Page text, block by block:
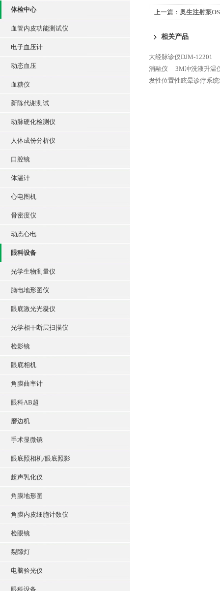
体检中心
血管内皮功能测试仪
电子血压计
动态血压
血糖仪
新陈代谢测试
动脉硬化检测仪
人体成份分析仪
口腔镜
体温计
心电图机
骨密度仪
动态心电
眼科设备
光学生物测量仪
脑电地形图仪
眼底激光光凝仪
光学相干断层扫描仪
检影镜
眼底相机
角膜曲率计
眼科AB超
磨边机
手术显微镜
眼底照相机/眼底照影
超声乳化仪
角膜地形图
角膜内皮细胞计数仪
检眼镜
裂隙灯
电脑验光仪
眼科设备
上一篇： 奥生注射泵
相关产品
大经脉诊仪DJM-12201
消融仪
3M冲洗液升温
发性位置性眩晕诊疗系统